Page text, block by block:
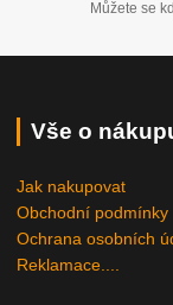
Můžete se
Vše o
Jak nakupovat
Obchodní podmínky
Ochrana osobních
Reklamace....